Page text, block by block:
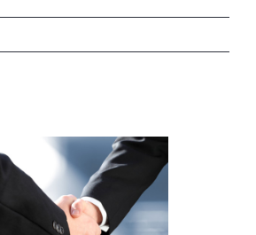
Le
Crowdfunding